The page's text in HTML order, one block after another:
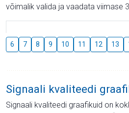
võimalik valida ja vaadata viimase
6 7 8 9 10 11 12 13
Signaali kvaliteedi
Signaali kvaliteedi graafikuid on